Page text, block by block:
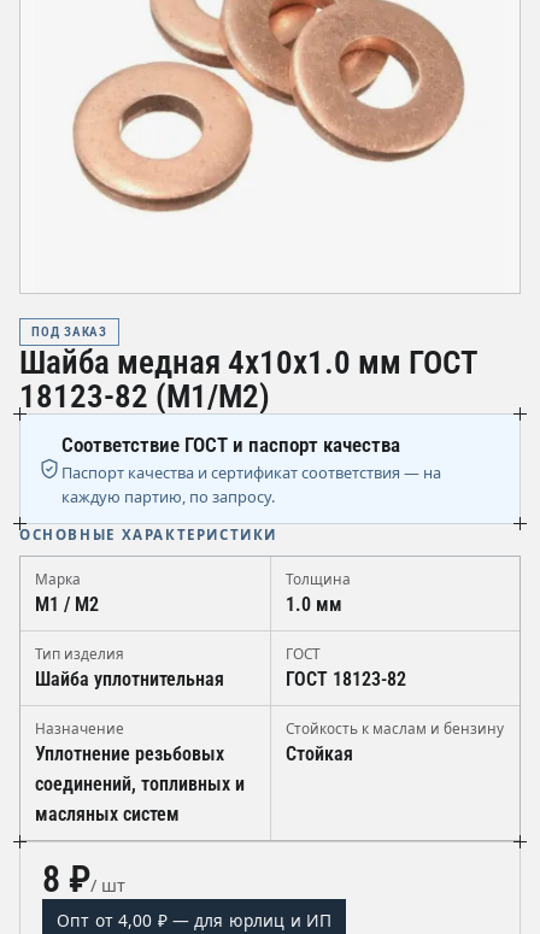
ПОД ЗАКАЗ
Шайба медная 4х10х1.0 мм ГОСТ
18123-82 (М1/М2)
Соответствие ГОСТ и паспорт качества
Паспорт качества и сертификат соответствия — на
каждую партию, по запросу.
ОСНОВНЫЕ ХАРАКТЕРИСТИКИ
Марка
М1 / М2
Толщина
1.0 мм
Тип изделия
Шайба уплотнительная
ГОСТ
ГОСТ 18123-82
Назначение
Уплотнение резьбовых
соединений, топливных и
масляных систем
Стойкость к маслам и бензину
Стойкая
8 ₽/ шт
Опт от 4,00 ₽ — для юрлиц и ИП